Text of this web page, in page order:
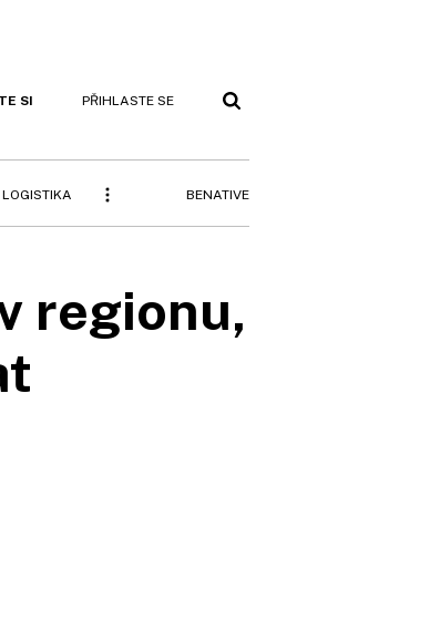
SI PŘIHLASTE SE
LOGISTIKA BENATIVE
regionu,